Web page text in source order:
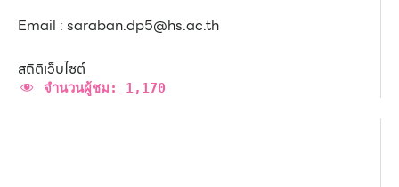
Email : saraban.dp5@hs.ac.th
สถิติเว็บไซต์
จำนวนผู้ชม: 1,170